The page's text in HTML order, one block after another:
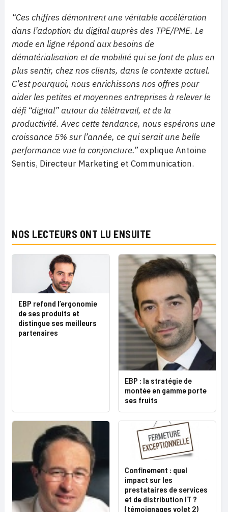
“Ces chiffres démontrent une véritable accélération
dans l’adoption du digital auprès des TPE/PME. Le
mode en ligne répond aux besoins de
dématérialisation et de mobilité qui se font de plus en
plus sentir, chez nos clients, dans le contexte actuel.
C’est pourquoi, nous enrichissons nos offres pour
aider les petites et moyennes entreprises à relever le
défi “digital” autour du télétravail, et de la
productivité. Avec cette tendance, nous espérons une
croissance 5% sur l’année, ce qui serait une belle
performance vue la conjoncture.”explique Antoine
Sentis, Directeur Marketing et Communication.
NOS LECTEURS ONT LU ENSUITE
EBP refond l’ergonomie
de ses produits et
distingue ses meilleurs
partenaires
EBP : la stratégie de
montée en gamme porte
ses fruits
Confinement : quel
impact sur les
prestataires de services
et de distribution IT ?
(témoignages volet 2)